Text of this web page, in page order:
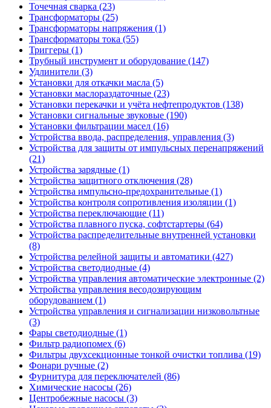
Точечная сварка (23)
Трансформаторы (25)
Трансформаторы напряжения (1)
Трансформаторы тока (55)
Триггеры (1)
Трубный инструмент и оборудование (147)
Удлинители (3)
Установки для откачки масла (5)
Установки маслораздаточные (23)
Установки перекачки и учёта нефтепродуктов (138)
Установки сигнальные звуковые (190)
Установки фильтрации масел (16)
Устройства ввода, распределения, управления (3)
Устройства для защиты от импульсных перенапряжений
(21)
Устройства зарядные (1)
Устройства защитного отключения (28)
Устройства импульсно-предохранительные (1)
Устройства контроля сопротивления изоляции (1)
Устройства переключающие (11)
Устройства плавного пуска, софтстартеры (64)
Устройства распределительные внутренней установки
(8)
Устройства релейной защиты и автоматики (427)
Устройства светодиодные (4)
Устройства управления автоматические электронные (2)
Устройства управления весодозирующим
оборудованием (1)
Устройства управления и сигнализации низковольтные
(3)
Фары светодиодные (1)
Фильтр радиопомех (6)
Фильтры двухсекционные тонкой очистки топлива (19)
Фонари ручные (2)
Фурнитура для переключателей (86)
Химические насосы (26)
Центробежные насосы (3)